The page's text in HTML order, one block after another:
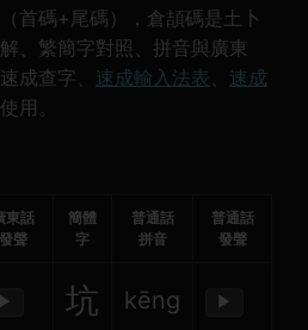
（首碼+尾碼），倉頡碼是土卜
、繁簡字對照、拼音與廣東
成查字、 速成輸入法表、 速成
用。
東話
發聲
簡體
字
普通話
拼音
普通話
發聲
▶ 坑 kēng ▶